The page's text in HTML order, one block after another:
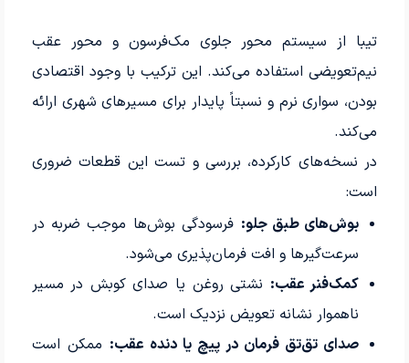
تیبا از سیستم محور جلوی مک‌فرسون و محور عقب
نیم‌تعویضی استفاده می‌کند. این ترکیب با وجود اقتصادی
بودن، سواری نرم و نسبتاً پایدار برای مسیرهای شهری ارائه
می‌کند.
در نسخه‌های کارکرده، بررسی و تست این قطعات ضروری
است:
بوش‌های طبق جلو: فرسودگی بوش‌ها موجب ضربه در
سرعت‌گیرها و افت فرمان‌پذیری می‌شود.
کمک‌فنر عقب: نشتی روغن یا صدای کوبش در مسیر
ناهموار نشانه تعویض نزدیک است.
صدای تق‌تق فرمان در پیچ یا دنده عقب: ممکن است